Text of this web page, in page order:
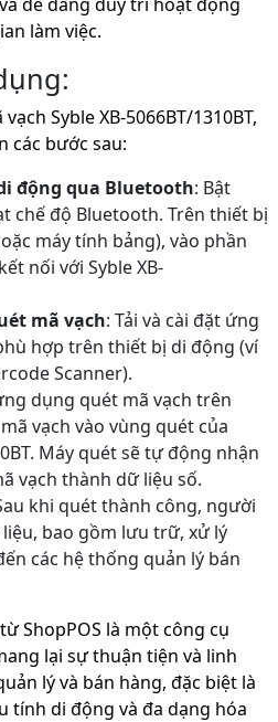
làm việc.
Syble XB-5066BT/1310BT,
các bước sau:
động qua Bluetooth: Bật
chế độ Bluetooth. Trên thiết bị
máy tính bảng), vào phần
nối với Syble XB-
mã vạch: Tải và cài đặt ứng
hợp trên thiết bị di động (ví
Scanner).
dụng quét mã vạch trên
vạch vào vùng quét của
Máy quét sẽ tự động nhận
vạch thành dữ liệu số.
khi quét thành công, người
bao gồm lưu trữ, xử lý
các hệ thống quản lý bán
ShopPOS là một công cụ
lại sự thuận tiện và linh
lý và bán hàng, đặc biệt là
tính di động và đa dạng hóa